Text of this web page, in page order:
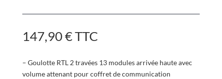
147,90€TTC
– Goulotte RTL 2 travées 13 modules arrivée haute avec
volume attenant pour coffret de communication